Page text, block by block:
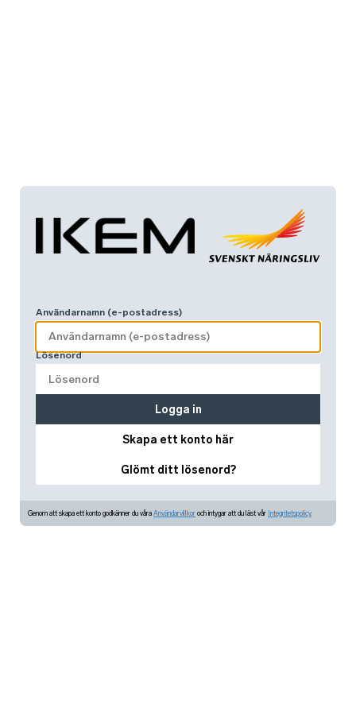
Användarnamn (e-postadress)
Lösenord
Skapa ett konto här
Glömt ditt lösenord?
Logga in
Genom att skapa ett konto godkänner du våra Användarvillkor och intygar att du läst vår Integritetspolicy.